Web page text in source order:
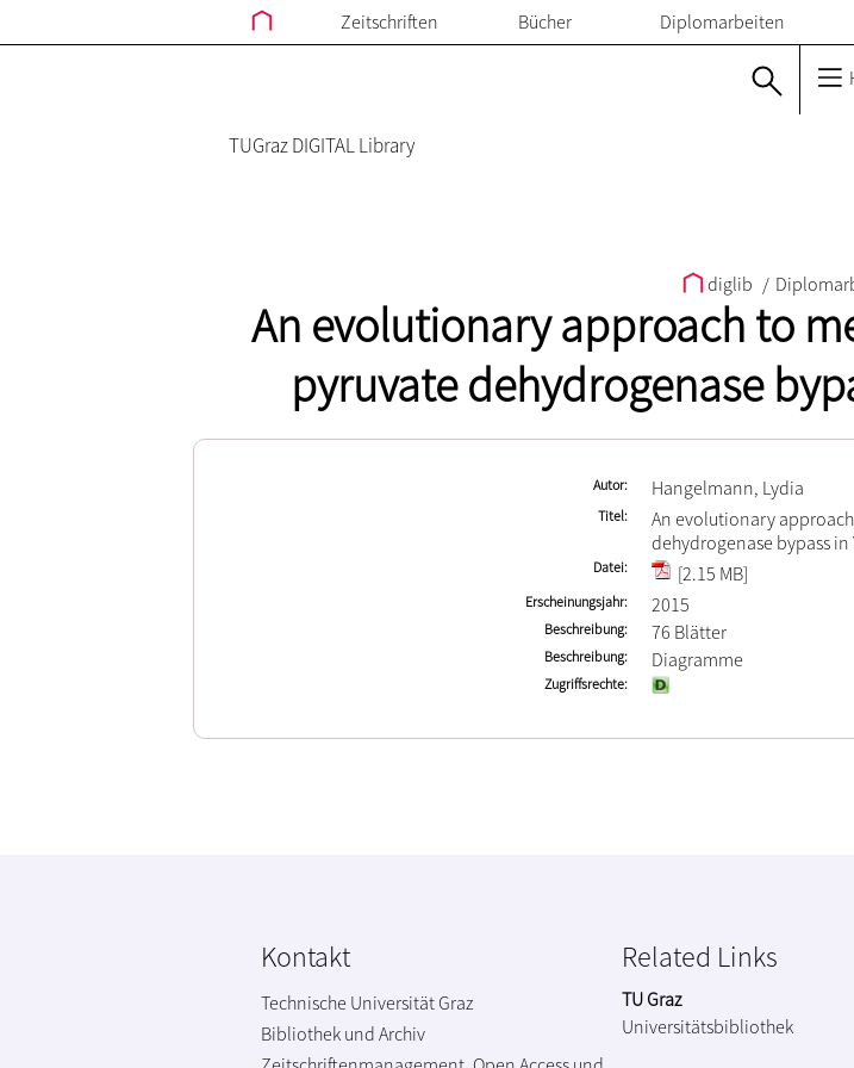
Zeitschriften Bücher Diplomarbeiten
TUGraz DIGITAL Library
diglib /
An evolutionary approach to
pyruvate dehydrogenase
Autor Hangelmann, Lydia
Titel
An evolutionary
dehydrogenase bypass
Datei [2.15 MB]
Erscheinungsjahr 2015
Beschreibung 76 Blätter
Beschreibung Diagramme
Zugriffsrechte
Kontakt
Technische Universität Graz
Bibliothek und Archiv
Related Links
TU Graz
Universitätsbibliothek